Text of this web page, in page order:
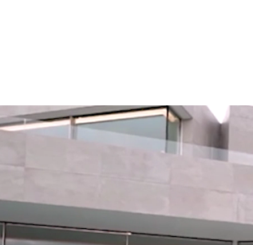
ventanas de aluminio y PVC para